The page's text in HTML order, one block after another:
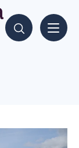
Hae sisältöjä